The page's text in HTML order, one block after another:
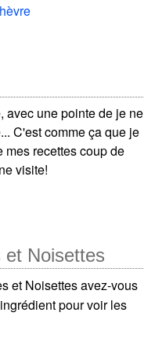
avec une pointe de je ne
C'est comme ça que je
recettes coup de
visite!
et Noisettes
et Noisettes avez-vous
pour voir les